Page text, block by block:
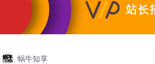
蜗牛知享